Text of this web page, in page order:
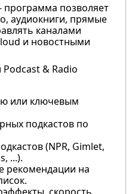
программа позволяет
аудиокниги, прямые
каналами
и новостными
& Radio
или ключевым
подкастов по
(NPR, Gimlet,
...).
рекомендации на